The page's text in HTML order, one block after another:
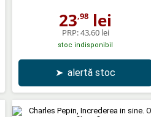
23,98 lei
PRP:43,60 lei
stoc indisponibil
➤ alertă stoc